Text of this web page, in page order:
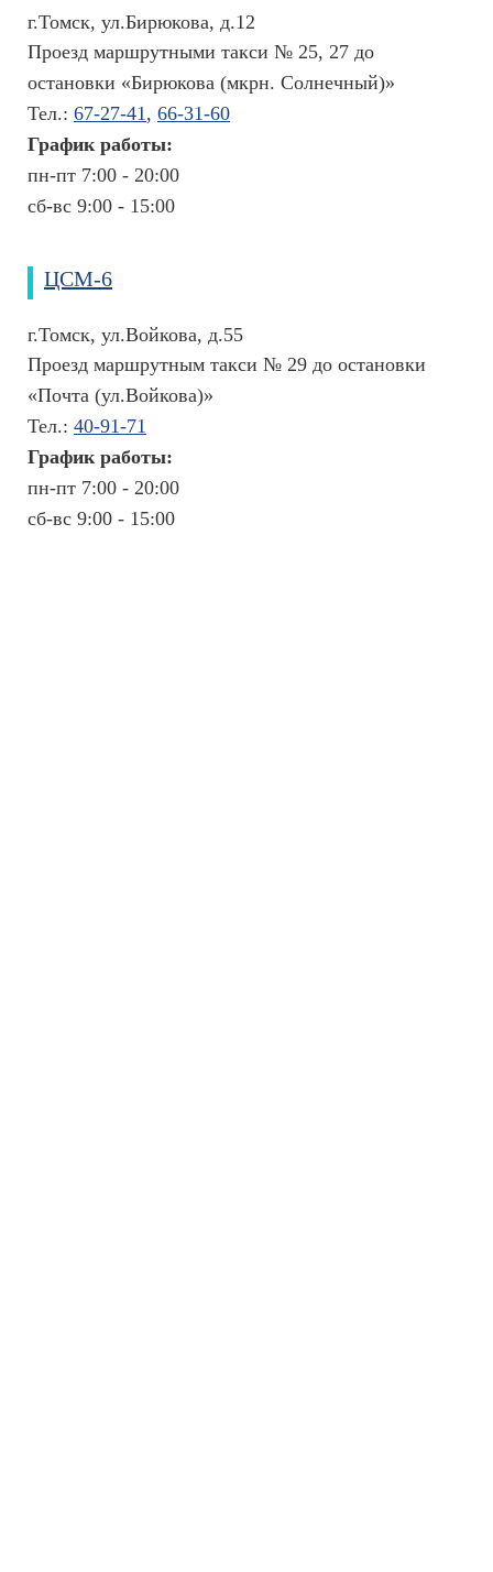
и
й
г.Томск, ул.Бирюкова, д.12
Проезд маршрутными такси № 25, 27 до
остановки «Бирюкова (мкрн. Солнечный)»
Тел.: 67-27-41, 66-31-60
График работы:
пн-пт 7:00 - 20:00
сб-вс 9:00 - 15:00
ЦСМ-6
г.Томск, ул.Войкова, д.55
Проезд маршрутным такси № 29 до остановки
«Почта (ул.Войкова)»
Тел.: 40-91-71
График работы:
пн-пт 7:00 - 20:00
сб-вс 9:00 - 15:00